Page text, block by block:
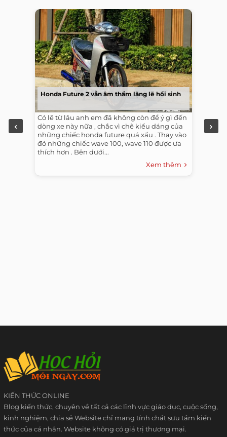
Honda Future 2 vẫn âm thầm lặng lẽ hồi sinh
Có lẽ từ lâu anh em đã không còn để ý gì đến
dòng xe này nữa , chắc vì chê kiểu dáng của
những chiếc honda future quá xấu . Thay vào
đó những chiếc wave 100, wave 110 được ưa
thích hơn . Bên dưới...
Xem thêm
KIẾN THỨC ONLINE
Blog kiến thức, chuyên về tất cả các lĩnh vực giáo dục, cuộc sống,
kinh nghiệm, chia sẻ Website chỉ mang tính chất sưu tầm kiến
thức của cá nhân. Website không có giá trị thương mại.